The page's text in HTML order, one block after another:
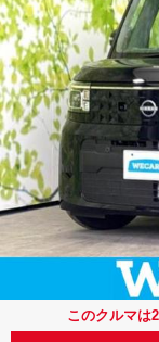
このクルマは